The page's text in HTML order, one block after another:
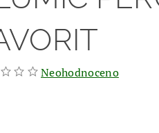
Neohodnoceno